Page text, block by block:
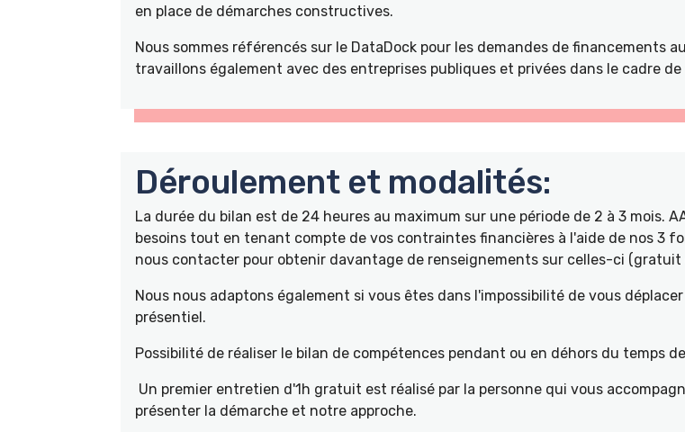
en place de démarches constructives.
Nous sommes référencés sur le DataDock pour les demandes de financements
travaillons également avec des entreprises publiques et privées dans le cadre
Déroulement et modalités:
La durée du bilan est de 24 heures au maximum sur une période de 2 à 3 mois.
besoins tout en tenant compte de vos contraintes financières à l'aide de nos 3
nous contacter pour obtenir davantage de renseignements sur celles-ci (gratuit
Nous nous adaptons également si vous êtes dans l'impossibilité de vous
présentiel.
Possibilité de réaliser le bilan de compétences pendant ou en déhors du temps
Un premier entretien d'1h gratuit est réalisé par la personne qui vous
présenter la démarche et notre approche.